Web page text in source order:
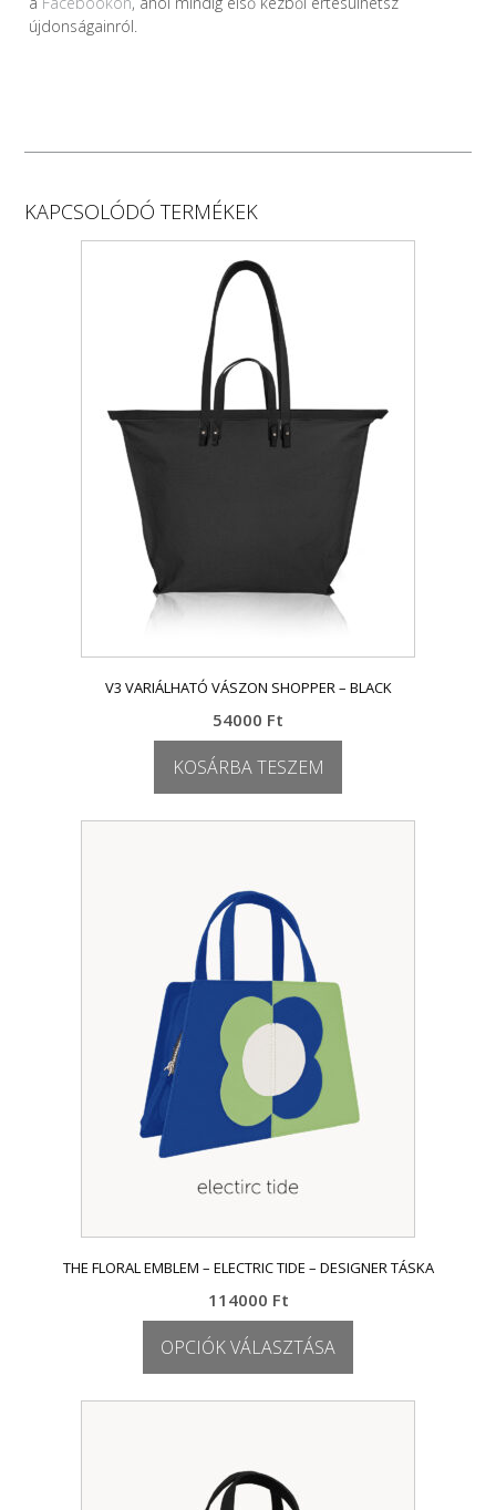
újdonságainról.
KAPCSOLÓDÓ TERMÉKEK
V3 VARIÁLHATÓ VÁSZON SHOPPER – BLACK
54000 Ft
KOSÁRBA TESZEM
THE FLORAL EMBLEM – ELECTRIC TIDE – DESIGNER TÁSKA
114000 Ft
OPCIÓK VÁLASZTÁSA
a
variációja
van.